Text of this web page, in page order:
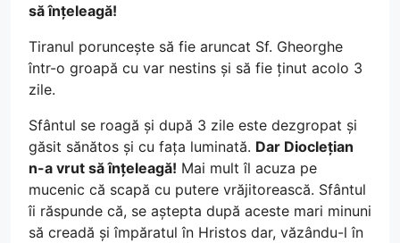
să înțeleagă!
Tiranul poruncește să fie aruncat Sf. Gheorghe
într-o groapă cu var nestins și să fie ținut acolo 3
zile.
Sfântul se roagă și după 3 zile este dezgropat și
găsit sănătos și cu fața luminată. Dar Dioclețian
n-a vrut să înțeleagă! Mai mult îl acuza pe
mucenic că scapă cu putere vrăjitorească. Sfântul
îi răspunde că, se aștepta după aceste mari minuni
să creadă și împăratul în Hristos dar, văzându-l în